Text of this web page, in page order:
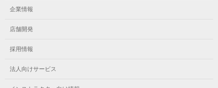
メガロスルフレ綱島
メガロス市ヶ尾
メガロス鷺沼
メガロスルフレ鷺沼
メガロス千種
企業情報
店舗開発
採用情報
法人向けサービス